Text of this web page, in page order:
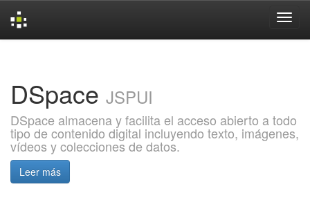
DSpace JSPUI
DSpace almacena y facilita el acceso abierto a todo
tipo de contenido digital incluyendo texto, imágenes,
vídeos y colecciones de datos.
Leer más